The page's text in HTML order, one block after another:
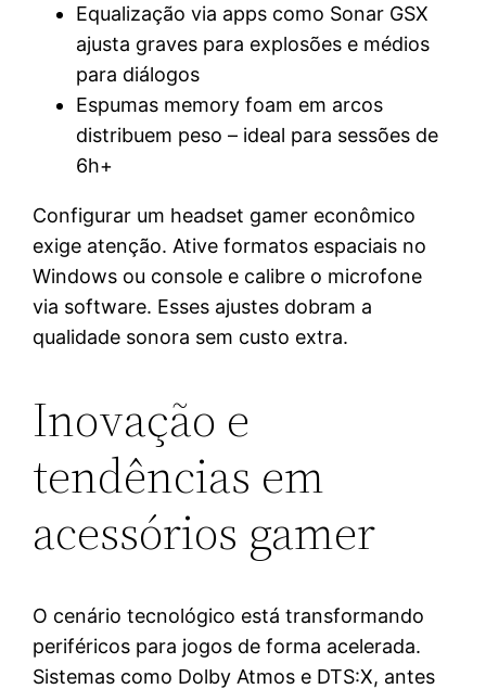
Equalização via apps como Sonar GSX
ajusta graves para explosões e médios
para diálogos
Espumas memory foam em arcos
distribuem peso – ideal para sessões de
6h+
Configurar um headset gamer econômico
exige atenção. Ative formatos espaciais no
Windows ou console e calibre o microfone
via software. Esses ajustes dobram a
qualidade sonora sem custo extra.
Inovação e
tendências em
acessórios gamer
O cenário tecnológico está transformando
periféricos para jogos de forma acelerada.
Sistemas como Dolby Atmos e DTS:X, antes